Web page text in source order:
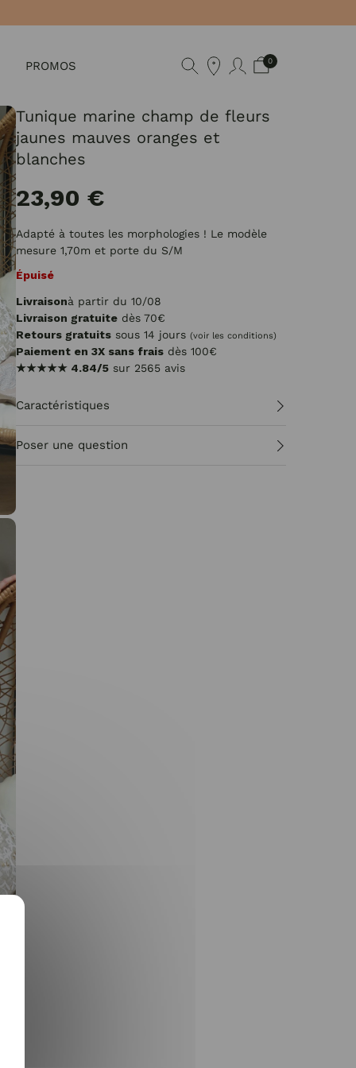
PROMOS 0
Tunique marine champ de fleurs
jaunes mauves oranges et
blanches
23,90 €
Adapté à toutes les morphologies ! Le modèle
mesure 1,70m et porte du S/M
Épuisé
Livraisonà partir du 10/08
Livraison gratuite dès 70€
Retours gratuits sous 14 jours (voir les conditions)
Paiement en 3X sans frais dès 100€
★★★★★ 4.84/5 sur 2565 avis
Caractéristiques
Poser une question